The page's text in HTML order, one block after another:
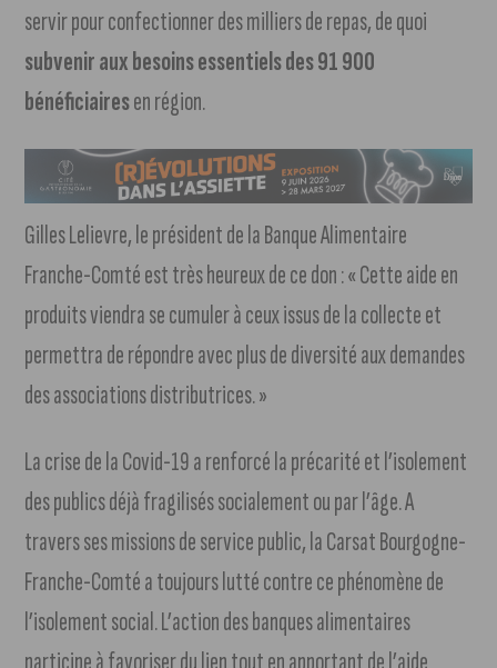
servir pour confectionner des milliers de repas, de quoi
subvenir aux besoins essentiels des 91 900
bénéficiairesen région.
Gilles Lelievre, le président de la Banque Alimentaire
Franche-Comté est très heureux de ce don : « Cette aide en
produits viendra se cumuler à ceux issus de la collecte et
permettra de répondre avec plus de diversité aux demandes
des associations distributrices. »
La crise de la Covid-19 a renforcé la précarité et l’isolement
des publics déjà fragilisés socialement ou par l’âge. A
travers ses missions de service public, la Carsat Bourgogne-
Franche-Comté a toujours lutté contre ce phénomène de
l’isolement social. L’action des banques alimentaires